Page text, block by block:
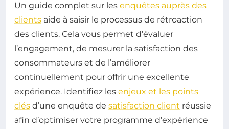
Un guide complet sur les enquêtes auprès des
clients aide à saisir le processus de rétroaction
des clients. Cela vous permet d’évaluer
l’engagement, de mesurer la satisfaction des
consommateurs et de l’améliorer
continuellement pour offrir une excellente
expérience. Identifiez les enjeux et les points
clés d’une enquête de satisfaction client réussie
afin d’optimiser votre programme d’expérience